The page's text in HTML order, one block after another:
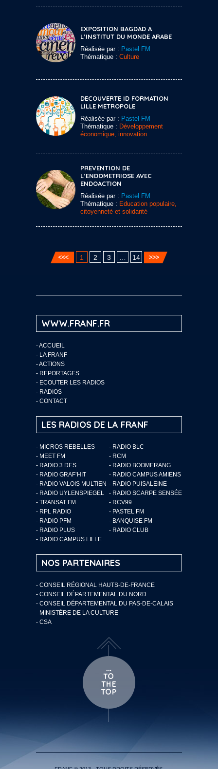
EXPOSITION BAGDAD A
L’INSTITUT DU MONDE ARABE
Réalisée par : Pastel FM
Thématique : Culture
DECOUVERTE ID FORMATION
LILLE METROPOLE
Réalisée par : Pastel FM
Thématique : Développement
économique, innovation
PREVENTION DE
L’ENDOMETRIOSE AVEC
ENDOACTION
Réalisée par : Pastel FM
Thématique : Education populaire,
citoyenneté et solidarité
1 2 3 14
WWW.FRANF.FR
-ACCUEIL
- LA FRANF
-ACTIONS
- REPORTAGES
- ECOUTER LES RADIOS
- RADIOS
- CONTACT
LES RADIOS DE LA FRANF
- MICROS REBELLES
- RADIO BLC
- MEET FM
- RCM
- RADIO 3 DES
- RADIO BOOMERANG
- RADIO GRAF’HIT
- RADIO CAMPUS AMIENS
- RADIO VALOIS MULTIEN - RADIO PUISALEINE
- RADIO UYLENSPIEGEL
- RADIO SCARPE SENSÉE
- TRANSAT FM
- RCV99
- RPL RADIO
- PASTEL FM
- RADIO PFM
- BANQUISE FM
- RADIO PLUS
- RADIO CLUB
- RADIO CAMPUS LILLE
NOS PARTENAIRES
- CONSEIL RÉGIONAL HAUTS-DE-FRANCE
- CONSEIL DÉPARTEMENTAL DU NORD
- CONSEIL DÉPARTEMENTAL DU PAS-DE-CALAIS
- MINISTÈRE DE LA CULTURE
- CSA